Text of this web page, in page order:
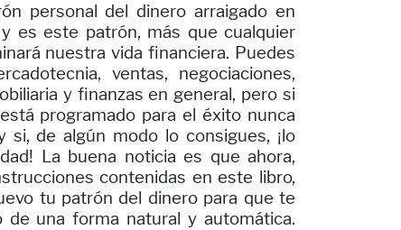
personal del dinero arraigado en
es este patrón, más que cualquier
nuestra vida financiera. Puedes
ventas, negociaciones,
y finanzas en general, pero si
programado para el éxito nunca
si, de algún modo lo consigues, ¡lo
La buena noticia es que ahora,
contenidas en este libro,
tu patrón del dinero para que te
de una forma natural y automática.